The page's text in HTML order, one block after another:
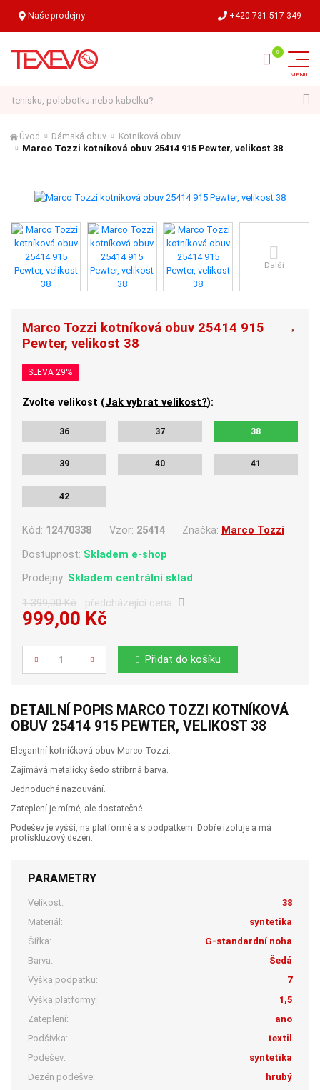
Naše prodejny +420 731 517 349
Úvod Dámská obuv Kotníková obuv
Marco Tozzi kotníková obuv 25414 915 Pewter, velikost 38
Další
Marco Tozzi kotníková obuv 25414 915
Pewter, velikost 38
SLEVA 29%
Zvolte velikost (Jak vybrat velikost?):
36 37 38
39 40 41
42
Kód: 12470338 Vzor: 25414 Značka: Marco Tozzi
Dostupnost: Skladem e-shop
Prodejny: Skladem centrální sklad
1 399,00 Kč předcházející cena
999,00 Kč
Počet
Přidat do košíku
DETAILNÍ POPIS MARCO TOZZI KOTNÍKOVÁ
OBUV 25414 915 PEWTER, VELIKOST 38
Elegantní kotníčková obuv Marco Tozzi.
Zajímává metalicky šedo stříbrná barva.
Jednoduché nazouvání.
Zateplení je mírné, ale dostatečné.
Podešev je vyšší, na platformě a s podpatkem. Dobře izoluje a má
protiskluzový dezén.
PARAMETRY
Velikost:
38
Materiál:
syntetika
Šířka:
G-standardní noha
Barva:
Šedá
Výška podpatku:
7
Výška platformy:
1,5
Zateplení:
ano
Podšívka:
textil
Podešev:
syntetika
Dezén podešve:
hrubý